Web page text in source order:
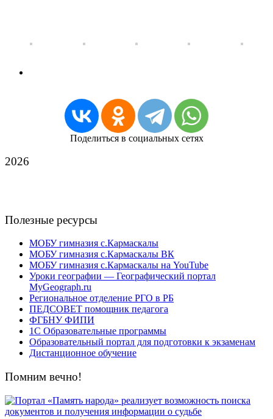
Поделиться в социальных сетях
2026
Полезные ресурсы
МОБУ гимназия с.Кармаскалы
МОБУ гимназия с.Кармаскалы ВК
МОБУ гимназия с.Кармаскалы на YouTube
Уроки географии — Географический портал
MyGeograph.ru
Региональное отделение РГО в РБ
ПЕДСОВЕТ помощник педагога
ФГБНУ ФИПИ
1С Образовательные программы
Образовательный портал для подготовки к экзаменам
Дистанционное обучение
Помним вечно!